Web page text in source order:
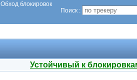
Обход блокировок
Поиск :
Устойчивый к